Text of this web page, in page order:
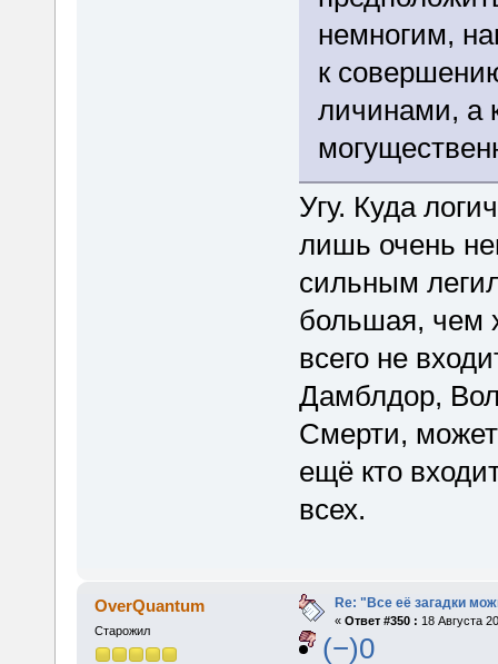
немногим,
к
личинами, а
Угу. Куда
лишь очень
сильным
большая, чем
всего не
Дамблдор,
Смерти,
ещё кто
всех.
OverQuantum
Старожил
Re: "Все её загадки
« Ответ #350 : 18 Августа
(−)0